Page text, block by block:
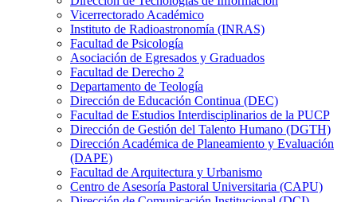
Vicerrectorado Académico
Instituto de Radioastronomía (INRAS)
Facultad de Psicología
Asociación de Egresados y Graduados
Facultad de Derecho 2
Departamento de Teología
Dirección de Educación Continua (DEC)
Facultad de Estudios Interdisciplinarios de la PUCP
Dirección de Gestión del Talento Humano (DGTH)
Dirección Académica de Planeamiento y Evaluación
(DAPE)
Facultad de Arquitectura y Urbanismo
Centro de Asesoría Pastoral Universitaria (CAPU)